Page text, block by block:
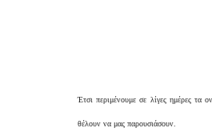
Έτσι περιμένουμε σε λίγες ημέρες
θέλουν να μας παρουσιάσουν.